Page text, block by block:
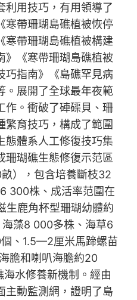
利用技巧，有用領導了
寒帶珊瑚島礁植被恢停
寒帶珊瑚島礁植被構建
》《寒帶珊瑚島礁植被
巧指南》《島礁罕見病
。展開了全球最年夜範
作。衝破了硨磲貝、珊
繁育技巧，構成了範圍
態體系人工修復技巧集
珊瑚礁生態修復示范區
），包含培養斷枝32
300株、成活率范圍在
鹿角杯型珊瑚幼體約
藻8 000多株、海草6
、1.5—2厘米馬蹄螺苗
膽和喇叭海膽約20
水修養新機制。經由
主動監測網，證明了島